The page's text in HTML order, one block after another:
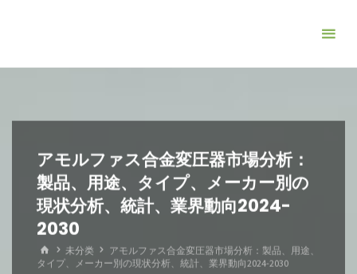
アモルファス合金変圧器市場分析：
製品、用途、タイプ、メーカー別の
現状分析、統計、業界動向2024-
2030
ホ
ー
未分类
アモルファス合金変圧器市場分析：製品、用途、
タイプ、メーカー別の現状分析、統計、業界動向2024-2030